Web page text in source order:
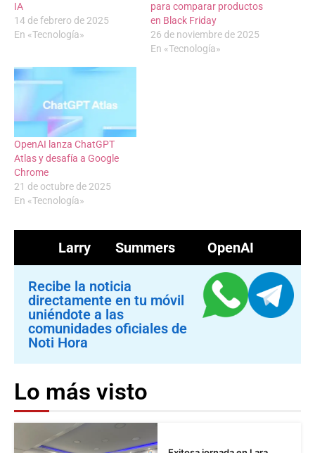
IA
14 de febrero de 2025
En «Tecnología»
para comparar productos
en Black Friday
26 de noviembre de 2025
En «Tecnología»
OpenAI lanza ChatGPT
Atlas y desafía a Google
Chrome
21 de octubre de 2025
En «Tecnología»
Larry Summers OpenAI
Recibe la noticia
directamente en tu móvil
uniéndote a las
comunidades oficiales de
Noti Hora
Lo más visto